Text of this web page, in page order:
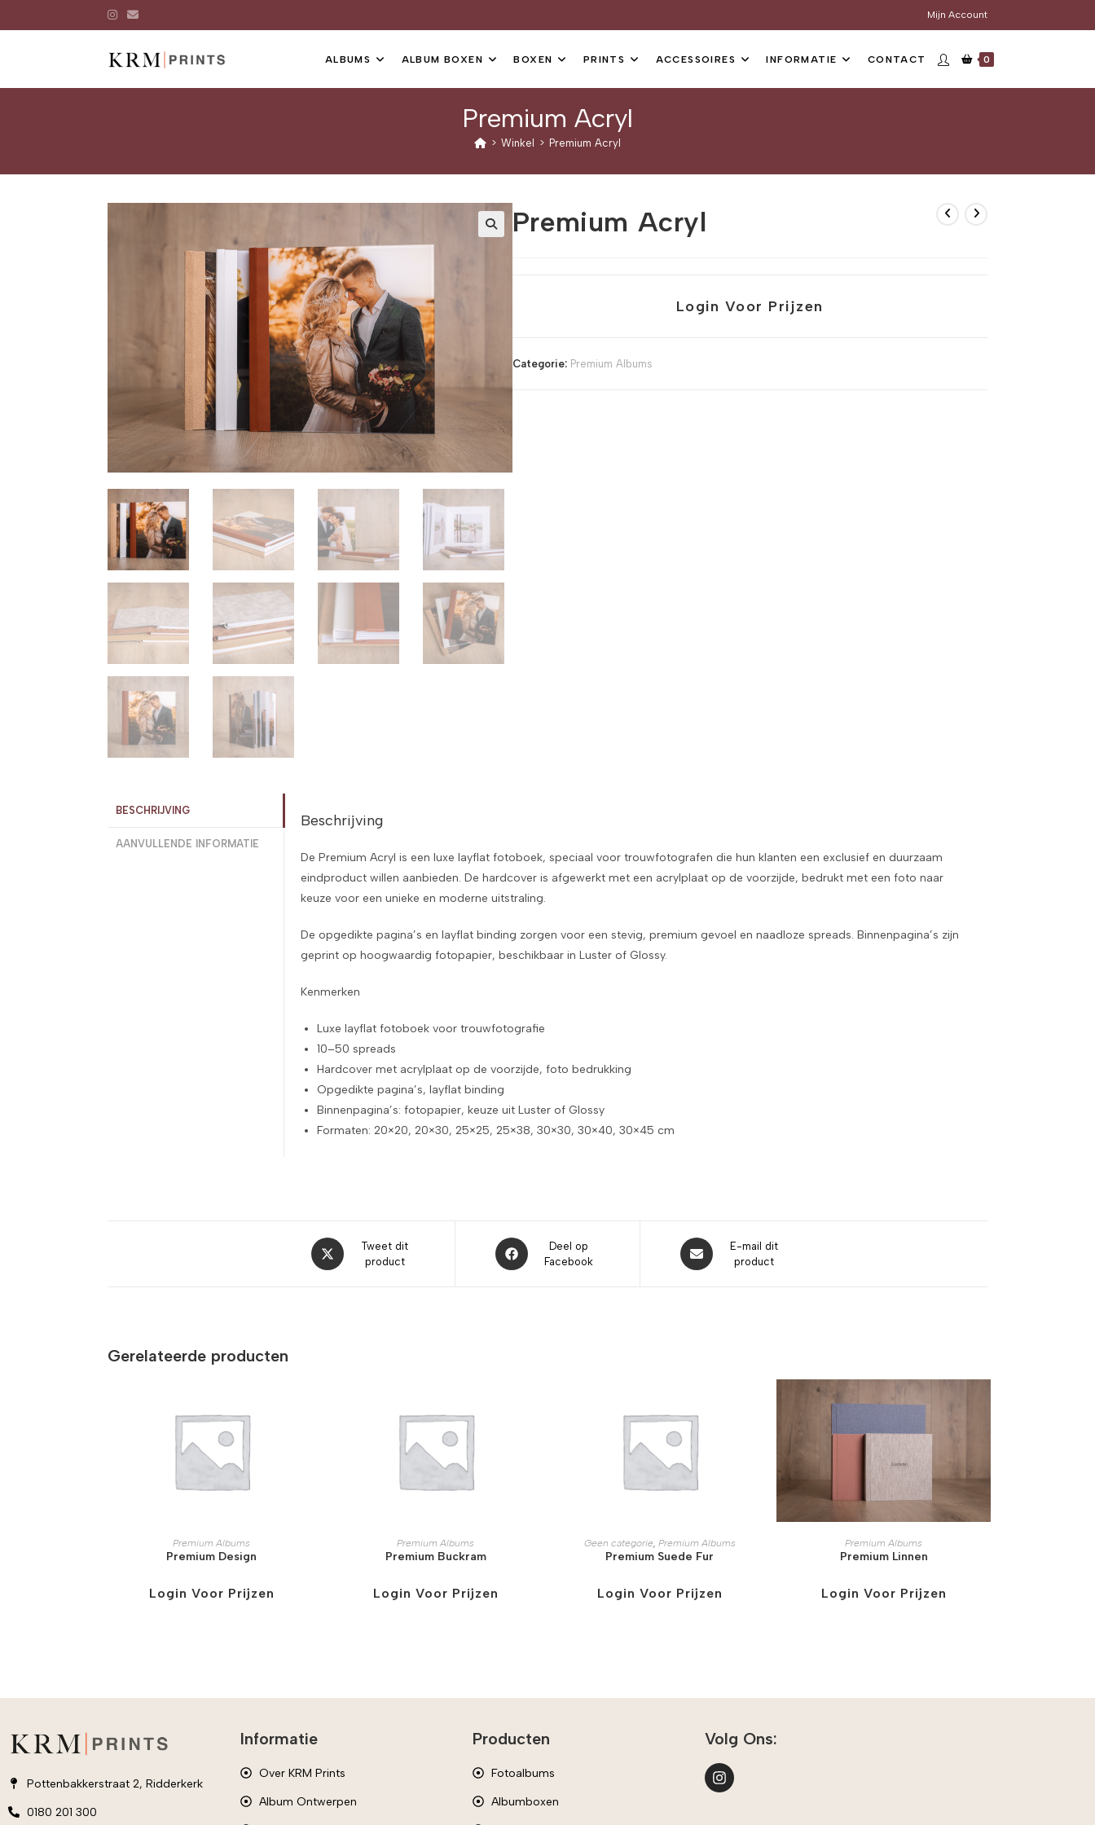
Mijn Account
ALBUMS ALBUM BOXEN BOXEN PRINTS ACCESSOIRES INFORMATIE CONTACT 0
Premium Acryl
> Winkel > Premium Acryl
Premium Acryl
Login Voor Prijzen
Categorie: Premium Albums
BESCHRIJVING
AANVULLENDE INFORMATIE
Beschrijving
De Premium Acryl is een luxe layflat fotoboek, speciaal voor trouwfotografen die hun klanten een exclusief en duurzaam
eindproduct willen aanbieden. De hardcover is afgewerkt met een acrylplaat op de voorzijde, bedrukt met een foto naar
keuze voor een unieke en moderne uitstraling.
De opgedikte pagina’s en layflat binding zorgen voor een stevig, premium gevoel en naadloze spreads. Binnenpagina’s zijn
geprint op hoogwaardig fotopapier, beschikbaar in Luster of Glossy.
Kenmerken
Luxe layflat fotoboek voor trouwfotografie
10–50 spreads
Hardcover met acrylplaat op de voorzijde, foto bedrukking
Opgedikte pagina’s, layflat binding
Binnenpagina’s: fotopapier, keuze uit Luster of Glossy
Formaten: 20×20, 20×30, 25×25, 25×38, 30×30, 30×40, 30×45 cm
Tweet dit
product
Deel op
Facebook
E-mail dit
product
Gerelateerde producten
Premium Albums
Premium Design
Login Voor Prijzen
Premium Albums
Premium Buckram
Login Voor Prijzen
Geen categorie, Premium Albums
Premium Suede Fur
Login Voor Prijzen
Premium Albums
Premium Linnen
Login Voor Prijzen
Pottenbakkerstraat 2, Ridderkerk
0180 201 300
Informatie
Over KRM Prints
Album Ontwerpen
Producten
Fotoalbums
Albumboxen
Volg Ons: